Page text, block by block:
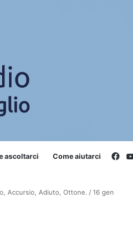
ascoltarci Come aiutarci
Accursio, Adiuto, Ottone. /16 gen